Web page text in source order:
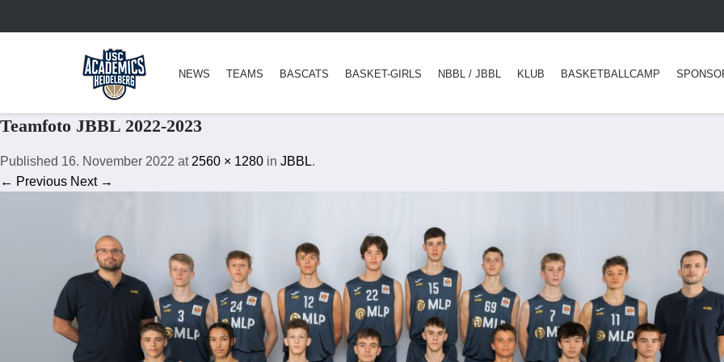
NEWS TEAMS BASCATS BASKET-GIRLS NBBL / JBBL KLUB BASKETBALLCAMP
Teamfoto JBBL 2022-2023
Published 16. November 2022 at 2560 × 1280 in JBBL.
← Previous Next →